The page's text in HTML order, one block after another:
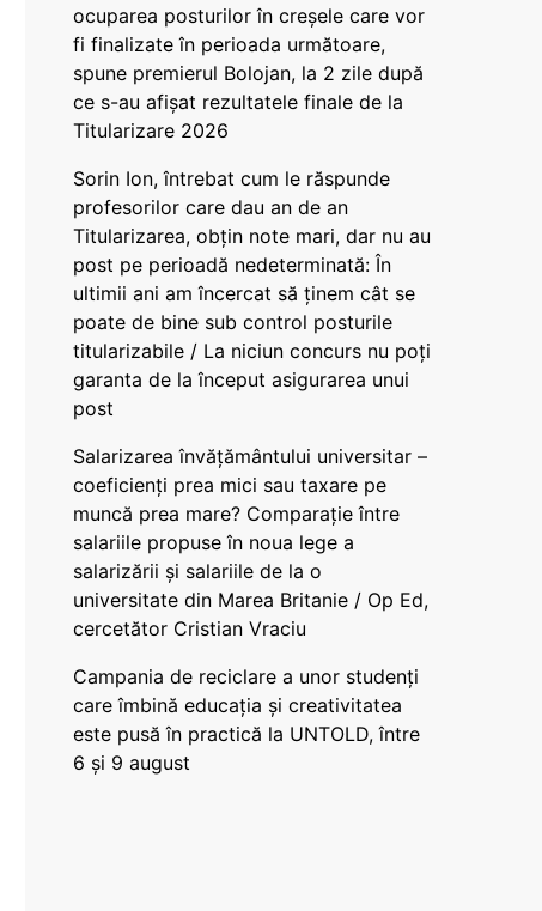
ocuparea posturilor în creșele care vor
fi finalizate în perioada următoare,
spune premierul Bolojan, la 2 zile după
ce s-au afișat rezultatele finale de la
Titularizare 2026
Sorin Ion, întrebat cum le răspunde
profesorilor care dau an de an
Titularizarea, obțin note mari, dar nu au
post pe perioadă nedeterminată: În
ultimii ani am încercat să ținem cât se
poate de bine sub control posturile
titularizabile / La niciun concurs nu poți
garanta de la început asigurarea unui
post
Salarizarea învățământului universitar –
coeficienți prea mici sau taxare pe
muncă prea mare? Comparație între
salariile propuse în noua lege a
salarizării și salariile de la o
universitate din Marea Britanie / Op Ed,
cercetător Cristian Vraciu
Campania de reciclare a unor studenți
care îmbină educația și creativitatea
este pusă în practică la UNTOLD, între
6 și 9 august